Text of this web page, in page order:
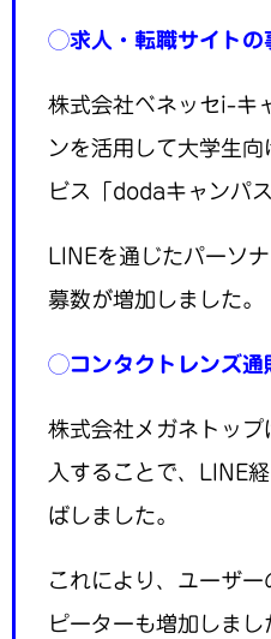
◯求人・転職サイトの
株式会社ベネッセi-キ
ンを活用して大学生
ビス「dodaキャンパ
LINEを通じたパーソ
募数が増加しました。
◯コンタクトレンズ通
株式会社メガネトッ
入することで、LINE
ばしました。
これにより、ユーザ
ピーターも増加しまし